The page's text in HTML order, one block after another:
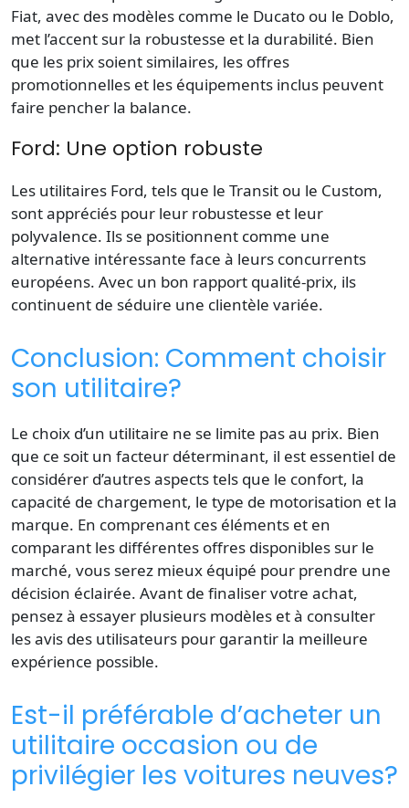
Fiat, avec des modèles comme le Ducato ou le Doblo,
met l’accent sur la robustesse et la durabilité. Bien
que les prix soient similaires, les offres
promotionnelles et les équipements inclus peuvent
faire pencher la balance.
Ford: Une option robuste
Les utilitaires Ford, tels que le Transit ou le Custom,
sont appréciés pour leur robustesse et leur
polyvalence. Ils se positionnent comme une
alternative intéressante face à leurs concurrents
européens. Avec un bon rapport qualité-prix, ils
continuent de séduire une clientèle variée.
Conclusion: Comment choisir
son utilitaire?
Le choix d’un utilitaire ne se limite pas au prix. Bien
que ce soit un facteur déterminant, il est essentiel de
considérer d’autres aspects tels que le confort, la
capacité de chargement, le type de motorisation et la
marque. En comprenant ces éléments et en
comparant les différentes offres disponibles sur le
marché, vous serez mieux équipé pour prendre une
décision éclairée. Avant de finaliser votre achat,
pensez à essayer plusieurs modèles et à consulter
les avis des utilisateurs pour garantir la meilleure
expérience possible.
Est-il préférable d’acheter un
utilitaire occasion ou de
privilégier les voitures neuves?